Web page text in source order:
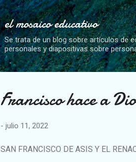
el mosaico educativo
Se trata de un blog sobre artículos de
personales y diapositivas sobre
Francisco hace a
- julio 11, 2022
SAN FRANCISCO DE ASIS Y EL